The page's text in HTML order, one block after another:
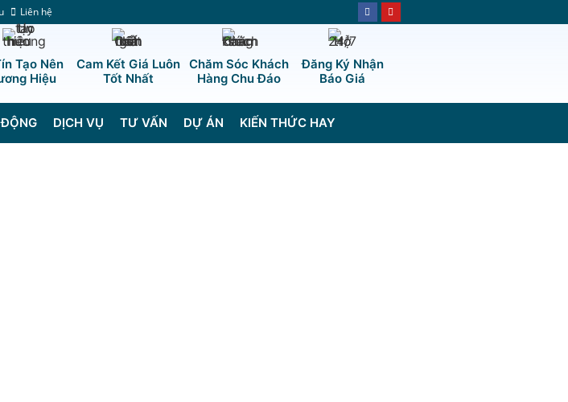
Liên hệ
Tạo Nên
Hiệu
Cam Kết Giá Luôn
Tốt Nhất
Chăm Sóc Khách
Hàng Chu Đáo
Đăng Ký Nhận
Báo Giá
DỊCH VỤ TƯ VẤN DỰ ÁN KIẾN THỨC HAY